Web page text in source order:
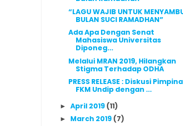
“LAGU WAJIB UNTUK
BULAN SUCI RAMADHAN”
Ada Apa Dengan Senat
Mahasiswa Universitas
Diponeg...
Melalui MRAN 2019, Hilangkan
Stigma Terhadap ODHA
PRESS RELEASE : Diskusi
FKM Undip dengan ...
► April 2019 (11)
► March 2019 (7)